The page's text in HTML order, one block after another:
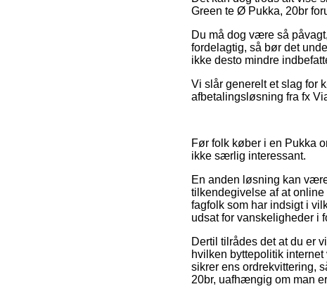
Green te Ø Pukka, 20br
Du må dog være så
fordelagtig, så bør det
ikke desto mindre
Vi slår generelt et slag for
afbetalingsløsning fra fx
Før folk køber i en Pukka
ikke særlig interessant.
En anden løsning kan
tilkendegivelse af at
fagfolk som har indsigt i
udsat for vanskeligheder i
Dertil tilrådes det at du er
hvilken byttepolitik
sikrer ens ordrekvittering,
20br, uafhængig om man